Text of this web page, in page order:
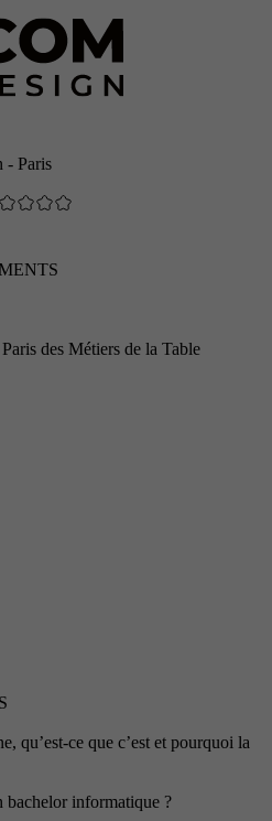
- Paris
des Métiers de la Table
qu’est-ce que c’est et pourquoi la
bachelor informatique ?